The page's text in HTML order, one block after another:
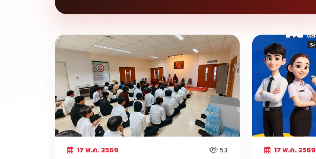
17 พ.ค. 2569 53 17 พ.ค. 2569